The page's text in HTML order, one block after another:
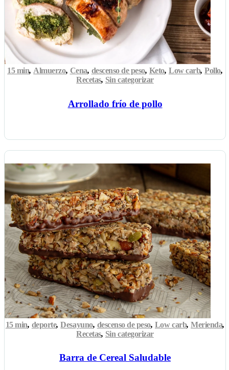
Arrollado frío de pollo
15 min, Almuerzo, Cena, descenso de peso, Keto,Low carb,Pollo,
Recetas, Sin categorizar
Barra de Cereal Saludable
15 min, deporte,Desayuno, descenso de peso, Low carb,Merienda,
Recetas, Sin categorizar